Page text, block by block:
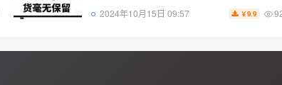
2024年10月15日 09:57 ￥9.9